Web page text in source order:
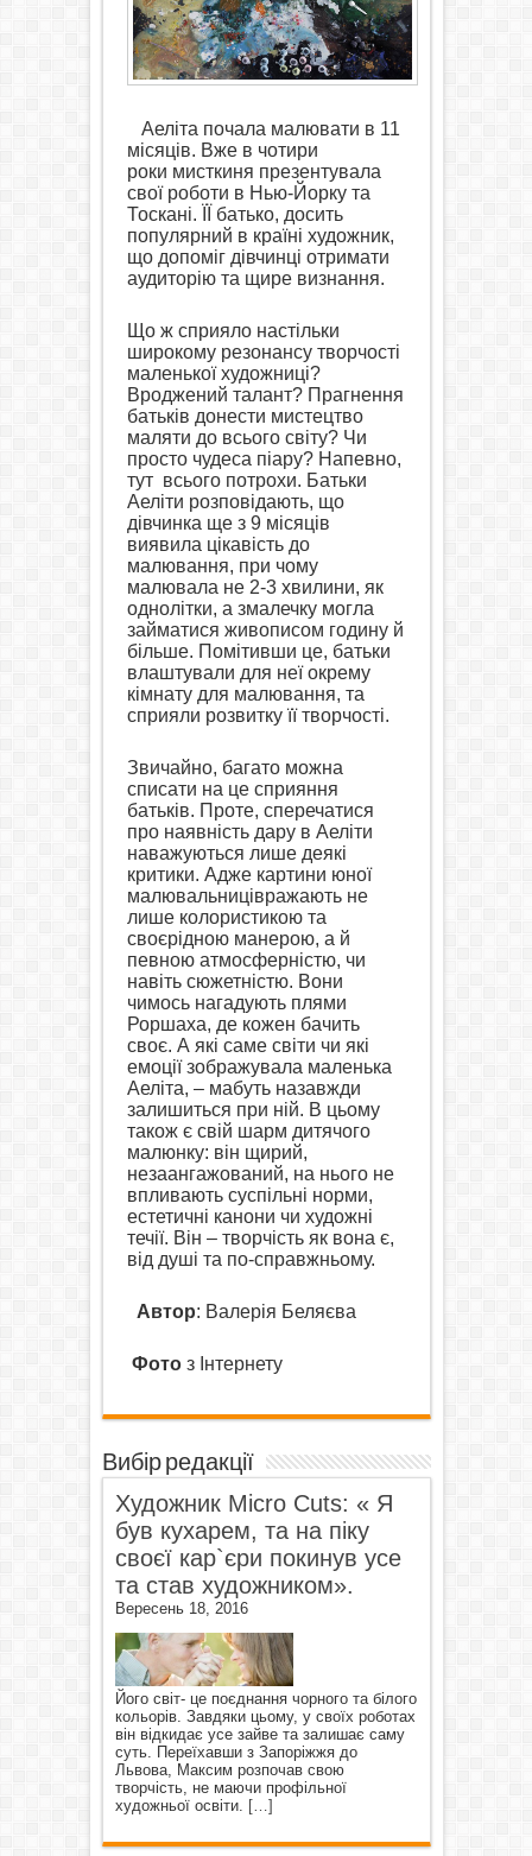
Аеліта почала малювати в 11
місяців. Вже в чотири
роки мисткиня презентувала
свої роботи в Нью-Йорку та
Тоскані. ЇЇ батько, досить
популярний в країні художник,
що допоміг дівчинці отримати
аудиторію та щире визнання.
Що ж сприяло настільки
широкому резонансу творчості
маленької художниці?
Вроджений талант? Прагнення
батьків донести мистецтво
маляти до всього світу? Чи
просто чудеса піару?Напевно,
тут всього потрохи. Батьки
Аеліти розповідають, що
дівчинка ще з 9 місяців
виявила цікавістьдо
малювання, при чому
малювала не 2-3 хвилини, як
однолітки, а змалечку могла
займатися живописом годину й
більше. Помітивши це, батьки
влаштували для неї окрему
кімнату для малювання, та
сприяли розвитку її творчості.
Звичайно, багато можна
списати на це сприяння
батьків. Проте, сперечатися
про наявність дару в Аеліти
наважуються лише деякі
критики. Адже картини юної
малювальницівражають не
лише колористикою та
своєрідною манерою, а й
певною атмосферністю, чи
навіть сюжетністю. Вони
чимось нагадують плями
Роршаха, де кожен бачить
своє. А які саме світи чи які
емоції зображувала маленька
Аеліта, – мабуть назавжди
залишиться при ній. В цьому
також є свій шарм дитячого
малюнку: він щирий,
незаангажований, на нього не
впливають суспільні норми,
естетичні канони чи художні
течії. Він – творчість як вона є,
від душі та по-справжньому.
Автор: Валерія Беляєва
Фотоз Інтернету
Вибір редакції
Художник Micro Cuts: « Я
був кухарем, та на піку
своєї кар`єри покинув усе
та став художником».
Вересень 18, 2016
Його світ- це поєднання чорного та білого
кольорів. Завдяки цьому, у своїх роботах
він відкидає усе зайве та залишає саму
суть. Переїхавши з Запоріжжя до
Львова, Максим розпочав свою
творчість, не маючи профільної
художньої освіти.
[…]